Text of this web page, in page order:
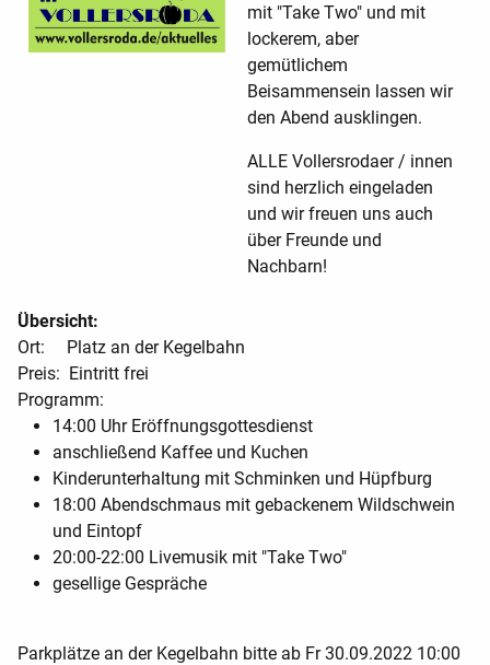
mit "Take Two" und mit
lockerem, aber
gemütlichem
Beisammensein lassen wir
den Abend ausklingen.
ALLE Vollersrodaer / innen
sind herzlich eingeladen
und wir freuen uns auch
über Freunde und
Nachbarn!
Übersicht:
Ort: Platz an der Kegelbahn
Preis: Eintritt frei
Programm:
14:00 Uhr Eröffnungsgottesdienst
anschließend Kaffee und Kuchen
Kinderunterhaltung mit Schminken und Hüpfburg
18:00 Abendschmaus mit gebackenem Wildschwein
und Eintopf
20:00-22:00 Livemusik mit "Take Two"
gesellige Gespräche
Parkplätze an der Kegelbahn bitte ab Fr 30.09.2022 10:00